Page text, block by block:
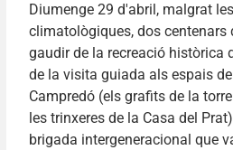
Diumenge 29 d'abril, malgrat
climatològiques, dos centenars
gaudir de la recreació històrica
de la visita guiada als espais
Campredó (els grafits de la
les trinxeres de la Casa del
brigada intergeneracional que